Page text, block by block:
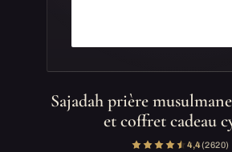
Sajadah prière
et coffret cadeau
4,4(2 620)